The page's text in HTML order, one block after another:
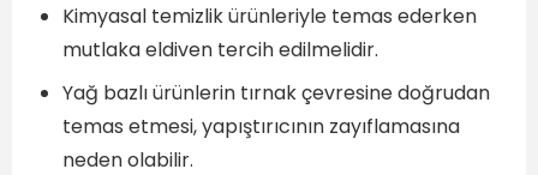
Kimyasal temizlik ürünleriyle temas ederken
mutlaka eldiven tercih edilmelidir.
Yağ bazlı ürünlerin tırnak çevresine doğrudan
temas etmesi, yapıştırıcının zayıflamasına
neden olabilir.